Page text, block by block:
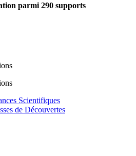
parmi 290 supports
Scientifiques
de Découvertes